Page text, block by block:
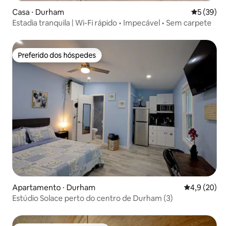
Casa ⋅ Durham 5 de uma
5 (39)
Estadia tranquila | Wi-Fi rápido • Impecável • Sem carpete
Preferido dos hóspedes
Preferido dos hóspedes
Apartamento ⋅ Durham 4,9 de uma
4,9 (20)
Estúdio Solace perto do centro de Durham (3)